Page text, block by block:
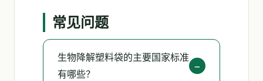
常见问题
生物降解塑料袋的主要国家标准
有哪些？